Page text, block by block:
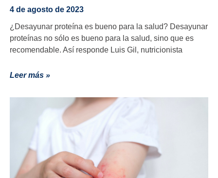
4 de agosto de 2023
¿Desayunar proteína es bueno para la salud? Desayunar
proteínas no sólo es bueno para la salud, sino que es
recomendable. Así responde Luis Gil, nutricionista
Leer más »